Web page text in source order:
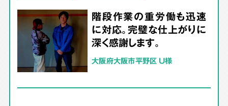
階段作業の重労働も迅速
に対応。完璧な仕上がりに
深く感謝します。
大阪府大阪市平野区 U様